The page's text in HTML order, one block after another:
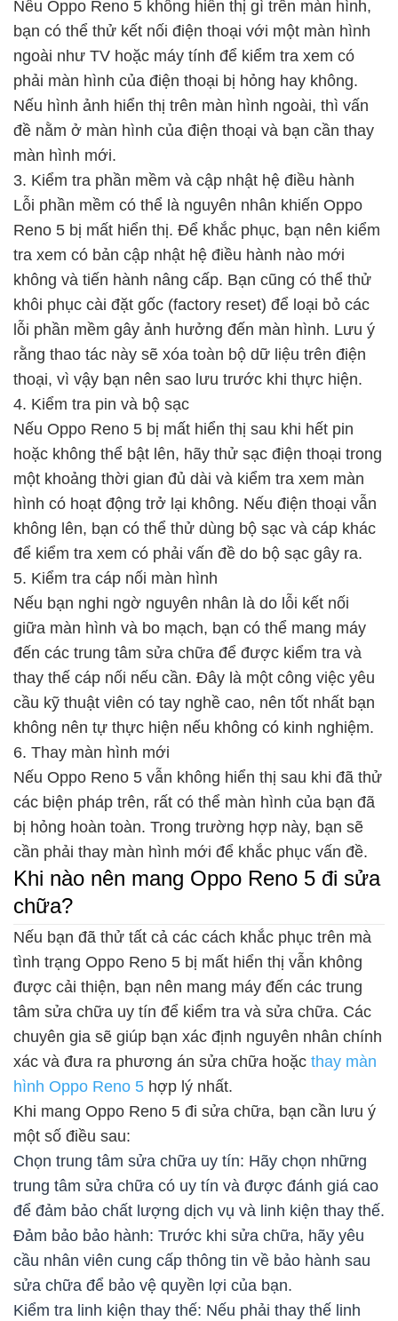
Nếu Oppo Reno 5 không hiển thị gì trên màn hình,
bạn có thể thử kết nối điện thoại với một màn hình
ngoài như TV hoặc máy tính để kiểm tra xem có
phải màn hình của điện thoại bị hỏng hay không.
Nếu hình ảnh hiển thị trên màn hình ngoài, thì vấn
đề nằm ở màn hình của điện thoại và bạn cần thay
màn hình mới.
3. Kiểm tra phần mềm và cập nhật hệ điều hành
Lỗi phần mềm có thể là nguyên nhân khiến Oppo
Reno 5 bị mất hiển thị. Để khắc phục, bạn nên kiểm
tra xem có bản cập nhật hệ điều hành nào mới
không và tiến hành nâng cấp. Bạn cũng có thể thử
khôi phục cài đặt gốc (factory reset) để loại bỏ các
lỗi phần mềm gây ảnh hưởng đến màn hình. Lưu ý
rằng thao tác này sẽ xóa toàn bộ dữ liệu trên điện
thoại, vì vậy bạn nên sao lưu trước khi thực hiện.
4. Kiểm tra pin và bộ sạc
Nếu Oppo Reno 5 bị mất hiển thị sau khi hết pin
hoặc không thể bật lên, hãy thử sạc điện thoại trong
một khoảng thời gian đủ dài và kiểm tra xem màn
hình có hoạt động trở lại không. Nếu điện thoại vẫn
không lên, bạn có thể thử dùng bộ sạc và cáp khác
để kiểm tra xem có phải vấn đề do bộ sạc gây ra.
5. Kiểm tra cáp nối màn hình
Nếu bạn nghi ngờ nguyên nhân là do lỗi kết nối
giữa màn hình và bo mạch, bạn có thể mang máy
đến các trung tâm sửa chữa để được kiểm tra và
thay thế cáp nối nếu cần. Đây là một công việc yêu
cầu kỹ thuật viên có tay nghề cao, nên tốt nhất bạn
không nên tự thực hiện nếu không có kinh nghiệm.
6. Thay màn hình mới
Nếu Oppo Reno 5 vẫn không hiển thị sau khi đã thử
các biện pháp trên, rất có thể màn hình của bạn đã
bị hỏng hoàn toàn. Trong trường hợp này, bạn sẽ
cần phải thay màn hình mới để khắc phục vấn đề.
Khi nào nên mang Oppo Reno 5 đi sửa
chữa?
Nếu bạn đã thử tất cả các cách khắc phục trên mà
tình trạng Oppo Reno 5 bị mất hiển thị vẫn không
được cải thiện, bạn nên mang máy đến các trung
tâm sửa chữa uy tín để kiểm tra và sửa chữa. Các
chuyên gia sẽ giúp bạn xác định nguyên nhân chính
xác và đưa ra phương án sửa chữa hoặc thay màn
hình Oppo Reno 5 hợp lý nhất.
Khi mang Oppo Reno 5 đi sửa chữa, bạn cần lưu ý
một số điều sau:
Chọn trung tâm sửa chữa uy tín: Hãy chọn những
trung tâm sửa chữa có uy tín và được đánh giá cao
để đảm bảo chất lượng dịch vụ và linh kiện thay thế.
Đảm bảo bảo hành: Trước khi sửa chữa, hãy yêu
cầu nhân viên cung cấp thông tin về bảo hành sau
sửa chữa để bảo vệ quyền lợi của bạn.
Kiểm tra linh kiện thay thế: Nếu phải thay thế linh